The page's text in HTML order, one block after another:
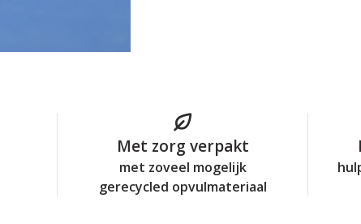
Met zorg verpakt
met zoveel mogelijk
gerecycled opvulmateriaal